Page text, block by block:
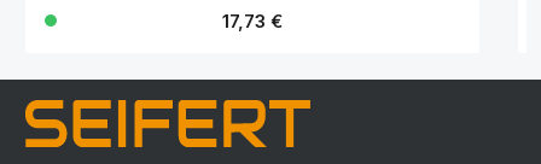
Regulärer Preis:
17,73 €